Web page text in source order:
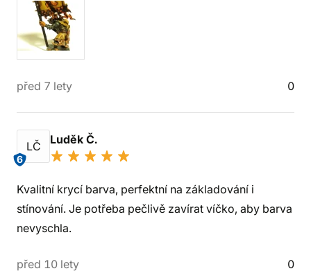
před 7 lety 0
LČ
6
Luděk Č.
Kvalitní krycí barva, perfektní na základování i
stínování. Je potřeba pečlivě zavírat víčko, aby barva
nevyschla.
před 10 lety 0